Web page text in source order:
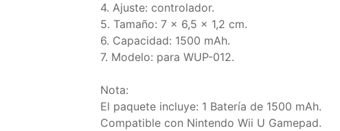
4. Ajuste: controlador.
5. Tamaño: 7 x 6,5 x 1,2 cm.
6. Capacidad: 1500 mAh.
7. Modelo: para WUP-012.
Nota:
El paquete incluye: 1 Batería de 1500 mAh.
Compatible con Nintendo Wii U Gamepad.